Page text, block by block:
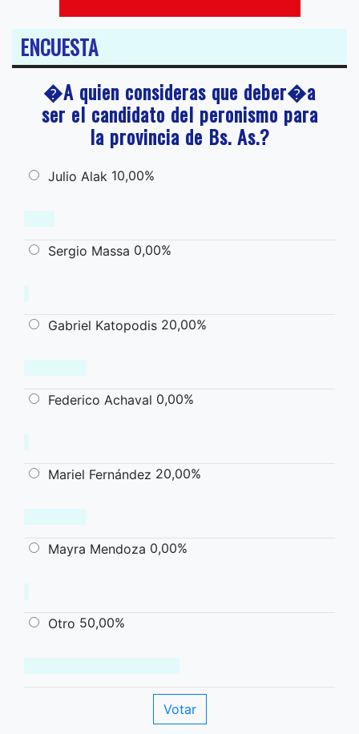
ENCUESTA
�A quien consideras que deber�a
ser el candidato del peronismo para
la provincia de Bs. As.?
Julio Alak 10,00%
Sergio Massa 0,00%
Gabriel Katopodis 20,00%
Federico Achaval 0,00%
Mariel Fernández 20,00%
Mayra Mendoza 0,00%
Otro 50,00%